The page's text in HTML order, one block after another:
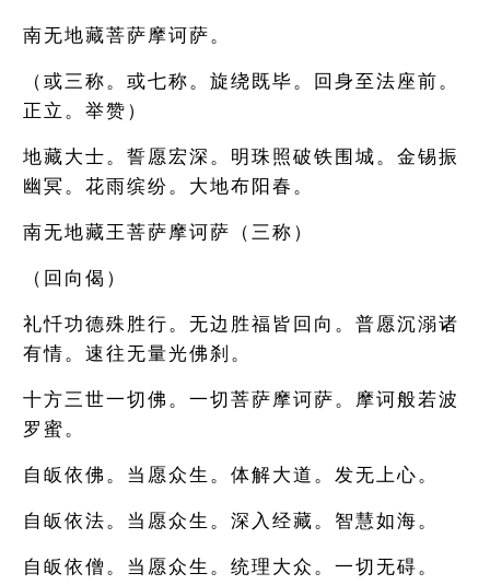
南无地藏菩萨摩诃萨。
（或三称。或七称。旋绕既毕。回身至法座前。
正立。举赞）
地藏大士。誓愿宏深。明珠照破铁围城。金锡振
幽冥。花雨缤纷。大地布阳春。
南无地藏王菩萨摩诃萨（三称）
（回向偈）
礼忏功德殊胜行。无边胜福皆回向。普愿沉溺诸
有情。速往无量光佛刹。
十方三世一切佛。一切菩萨摩诃萨。摩诃般若波
罗蜜。
自皈依佛。当愿众生。体解大道。发无上心。
自皈依法。当愿众生。深入经藏。智慧如海。
自皈依僧。当愿众生。统理大众。一切无碍。